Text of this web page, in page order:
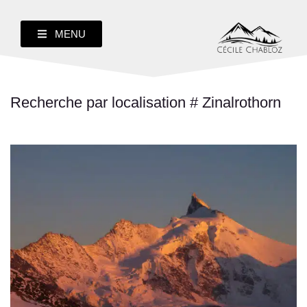
MENU
Recherche par localisation # Zinalrothorn